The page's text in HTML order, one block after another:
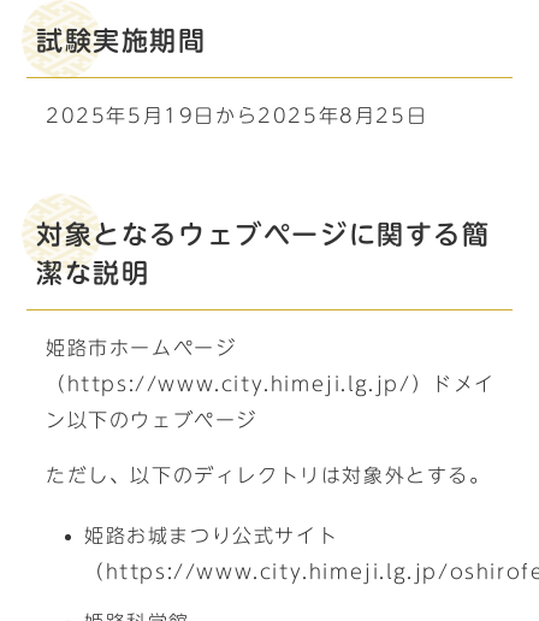
試験実施期間
2025年5月19日から2025年8月25日
対象となるウェブページに関する簡
潔な説明
姫路市ホームページ
（https://www.city.himeji.lg.jp/）ドメイ
ン以下のウェブページ
ただし、以下のディレクトリは対象外とする。
姫路お城まつり公式サイト
（https://www.city.himeji.lg.jp/